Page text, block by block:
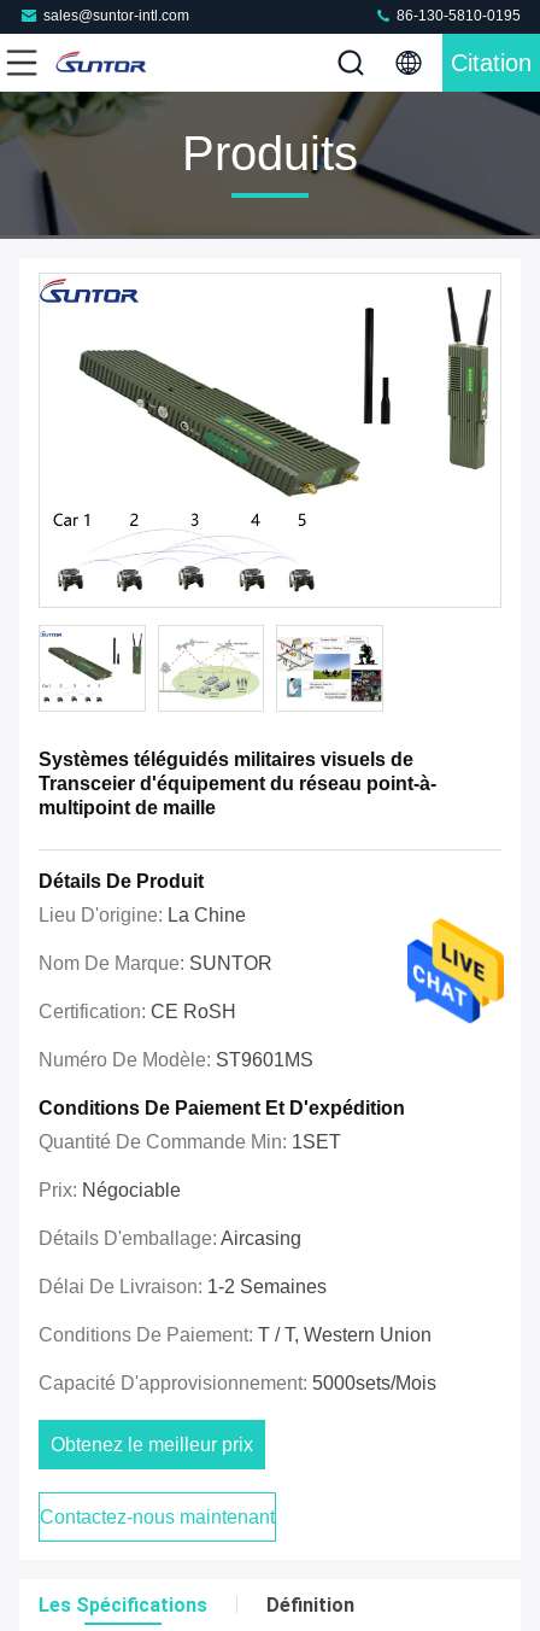
sales@suntor-intl.com 86-130-5810-0195
Citation
Produits
Systèmes téléguidés militaires visuels de
Transceier d'équipement du réseau point-à-
multipoint de maille
Détails De Produit
Lieu D'origine: La Chine
Nom De Marque: SUNTOR
Certification: CE RoSH
Numéro De Modèle: ST9601MS
Conditions De Paiement Et D'expédition
Quantité De Commande Min: 1SET
Prix: Négociable
Détails D'emballage: Aircasing
Délai De Livraison: 1-2 Semaines
Conditions De Paiement: T / T, Western Union
Capacité D'approvisionnement: 5000sets/mois
Obtenez le meilleur prix
Contactez-nous maintenant
Les Spécifications Définition